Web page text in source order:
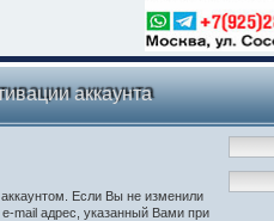
аккаунта
Если Вы не изменили
e-mail адрес, указанный Вами при